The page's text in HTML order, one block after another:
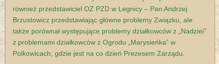
również przedstawiciel OZ PZD w Legnicy – Pan Andrzej
Brzustowicz przedstawiając główne problemy Związku, ale
także porównał występujące problemy działkowców z „Nadziei”
z problemami działkowców z Ogrodu „Marysieńka” w
Polkowicach, gdzie jest na co dzień Prezesem Zarządu.